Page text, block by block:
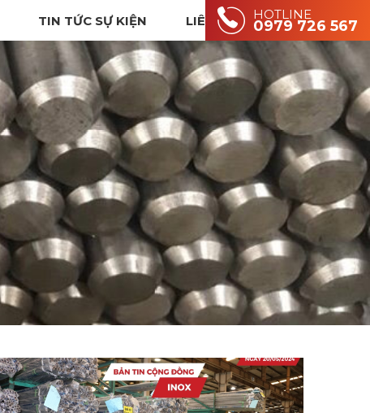
TIN TỨC SỰ KIỆN LIÊN HỆ HOTLINE
0979 726 567